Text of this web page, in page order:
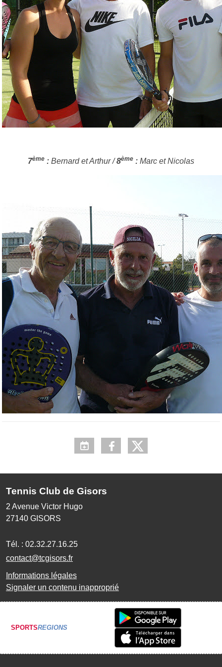
7ème : Bernard et Arthur /8ème : Marc et Nicolas
Tennis Club de Gisors
2 Avenue Victor Hugo
27140 GISORS
Tél. : 02.32.27.16.25
contact@tcgisors.fr
Informations légales
Signaler un contenu inapproprié
SPORTSREGIONS